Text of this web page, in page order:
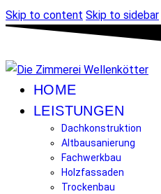
Skip to content Skip to sidebar
HOME
LEISTUNGEN
Dachkonstruktion
Altbausanierung
Fachwerkbau
Holzfassaden
Trockenbau